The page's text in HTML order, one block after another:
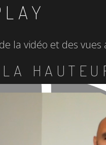
la vidéo et des